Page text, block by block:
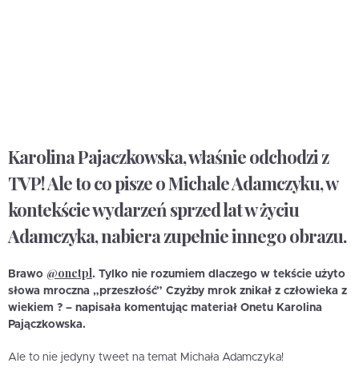
Karolina Pajaczkowska, właśnie odchodzi z
TVP! Ale to co pisze o Michale Adamczyku, w
kontekście wydarzeń sprzed lat w życiu
Adamczyka, nabiera zupełnie innego obrazu.
Brawo @onetpl. Tylko nie rozumiem dlaczego w tekście użyto
słowa mroczna „przeszłość” Czyżby mrok znikał z człowieka z
wiekiem ? – napisała komentując materiał Onetu Karolina
Pajączkowska.
Ale to nie jedyny tweet na temat Michała Adamczyka!